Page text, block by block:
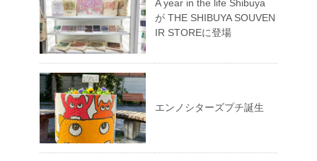
A year in the life Shibuya
が THE SHIBUYA SOUVEN
IR STOREに登場
エンノシターズプチ誕生